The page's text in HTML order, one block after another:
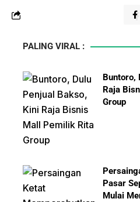
PALING VIRAL :
Buntoro,
Raja
Group
Pasar
Mulai